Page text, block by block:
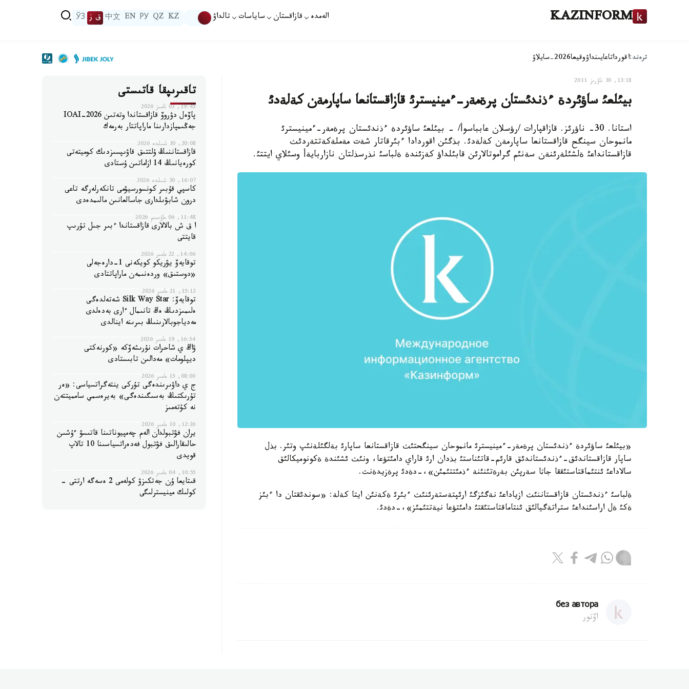
KAZINFORM الەمدە قازاقستان ساياسات تالداۋ KZ
QZ
РУ
EN
中文 ق ز ЎЗ
ترەند:اقورداتاعايىنداۋوقيعا2026-سايلاۋ
13:18, 30 ناۋرىز 2011
بيئلعئ ساؤئردة ءذندئستان پرةمةر-ءمينيسترئ قازاقستانعا ساپارمةن كةلةدئ
استانا. 30- ناؤرئز. قازاقپارات /رؤسلان عابباسوأ/ - بيئلعئ ساؤئردة ءذندئستان پرةمةر-ءمينيسترئ
مانموحان سينگح قازاقستانعا ساپارمةن كةلةدئ. بذگئن اقوردادا ءبئرقاتار شةت مةملةكةتتةردئث
قازاقستانداعئ ةلشئلةرئنةن سةنئم گراموتالارئن قابئلداؤ كةزئندة ةلباسئ نذرسذلتان نازاربايةأ وسئلاي ايتتئ.
«بيئلعئ ساؤئردة ءذندئستان پرةمةر-ءمينيسترئ مانموحان سينگحتئث قازاقستانعا ساپارئ بةلگئلةنئپ وتئر. بذل
ساپار قازاقستاندئق-ءذندئستاندئق قارئم-قاتئناستئ بذدان ارئ قاراي دامئتؤعا، ونئث ئشئندة ةكونوميكالئق
سالاداعئ ئنتئماقتاستئققا جاثا سةرپئن بةرةتئنئنة ءذمئتتئمئن»،-دةدئ پرةزيدةنت.
ةلباسئ ءذندئستان قازاقستاننئث ازياداعئ نةگئزگئ ارئپتةستةرئنئث ءبئرئ ةكةنئن ايتا كةلة: «سوندئقتان دا ءبئز
ةكئ ةل اراسئنداعئ ستراتةگيالئق ئنتاماقتاستئقتئ دامئتؤعا نيةتتئمئز»،-دةدئ.
без автора
اۆتور
تاقىرىپقا قاتىستى
19:45, 03 تامىز 2026
پاۆەل دۋروۆ قازاقستاندا وتەتىن IOAI-2026
جەڭىمپازدارىنا ماراپاتتار بەرمەك
20:08, 30 شىلدە 2026
قازاقستاننىڭ ۇلتتىق قاۋىپسىزدىك كوميتەتى
كورەيانىڭ 14 ازاماتىن ۇستادى
16:07, 30 شىلدە 2026
كاسپي قۇبىر كونسورسيۋمى تانكەرلەرگە تاعى
درون شابۋىلدارى جاسالعانىن مالىمدەدى
11:48, 06 ماۋسىم 2026
ا ق ش بالالارى قازاقستاندا ءبىر جىل تۇرىپ
قايتتى
14:06, 22 مامىر 2026
توقايەۆ يۋريكو كويكەنى 1-دارەجەلى
«دوستىق» وردەنىمەن ماراپاتتادى
15:12, 21 مامىر 2026
توقايەۆ: Silk Way Star شەتەلدەگى
ەلىمىزدىڭ ەڭ تانىمال ءارى بەدەلدى
مەدياجوبالارىنىڭ بىرىنە اينالدى
16:54, 19 مامىر 2026
ۋاڭ ي شاحرات نۇرىشەۆكە «كورنەكتى
ديپلومات» مەدالىن تابىستادى
08:00, 15 مامىر 2026
ج ي داۋىرىندەگى تۇركى ينتەگراتسياسى: «ەر
تۇرىكتىڭ بەسىگىندەگى» بەيرەسمي سامميتتەن
نە كۇتەمىز
12:26, 10 مامىر 2026
يران فۋتبولدان الەم چەمپيوناتىنا قاتىسۋ ءۇشىن
حالىقارالىق فۋتبول فەدەراتسياسىنا 10 تالاپ
قويدى
10:55, 04 مامىر 2026
قىتايعا ۇن جەتكىزۋ كولەمى 2 ەسەگە ارتتى -
كولىك مينيسترلىگى